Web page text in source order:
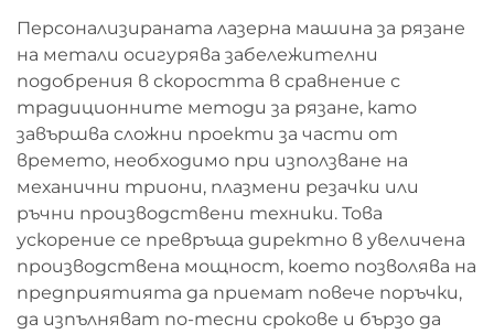
Персонализираната лазерна машина за рязане
на метали осигурява забележителни
подобрения в скоростта в сравнение с
традиционните методи за рязане, като
завършва сложни проекти за части от
времето, необходимо при използване на
механични триони, плазмени резачки или
ръчни производствени техники. Това
ускорение се превръща директно в увеличена
производствена мощност, което позволява на
предприятията да приемат повече поръчки,
да изпълняват по-тесни срокове и бързо да